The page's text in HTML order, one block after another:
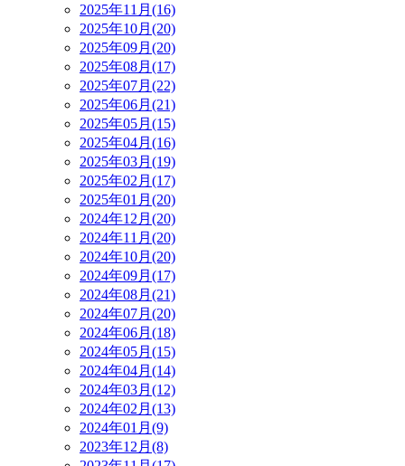
2025年11月(16)
2025年10月(20)
2025年09月(20)
2025年08月(17)
2025年07月(22)
2025年06月(21)
2025年05月(15)
2025年04月(16)
2025年03月(19)
2025年02月(17)
2025年01月(20)
2024年12月(20)
2024年11月(20)
2024年10月(20)
2024年09月(17)
2024年08月(21)
2024年07月(20)
2024年06月(18)
2024年05月(15)
2024年04月(14)
2024年03月(12)
2024年02月(13)
2024年01月(9)
2023年12月(8)